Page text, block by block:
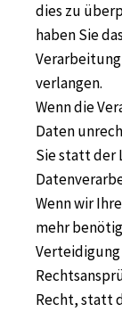
dies zu
haben Sie
verlangen.
Wenn die
Daten
Sie statt der
Wenn wir
mehr
Recht, statt